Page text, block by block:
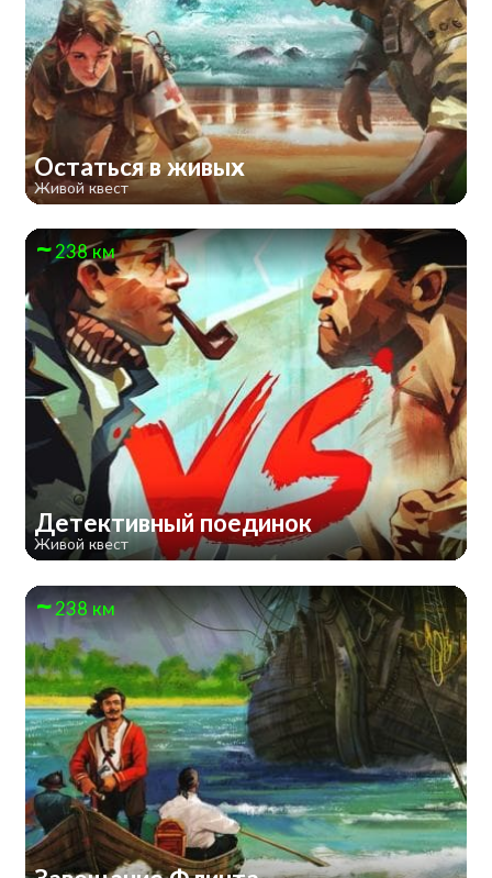
Остаться в живых
Живой квест
238 км
Детективный поединок
Живой квест
238 км